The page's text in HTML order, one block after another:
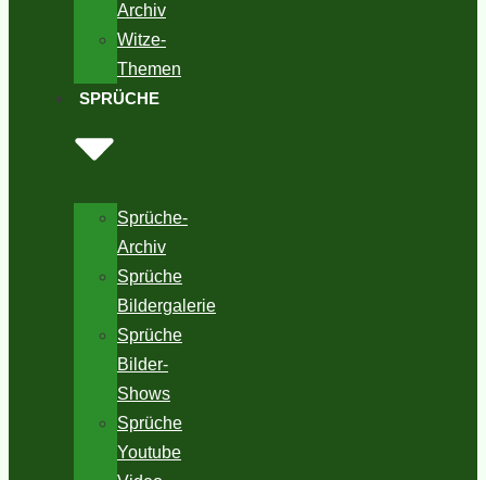
Archiv
Witze-
Themen
SPRÜCHE
Sprüche-
Archiv
Sprüche
Bildergalerie
Sprüche
Bilder-
Shows
Sprüche
Youtube